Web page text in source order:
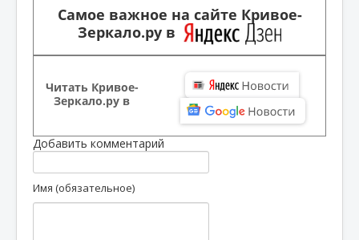
Самое важное на сайте Кривое-
Зеркало.ру в
Читать Кривое-
Зеркало.ру в
Добавить комментарий
Имя (обязательное)